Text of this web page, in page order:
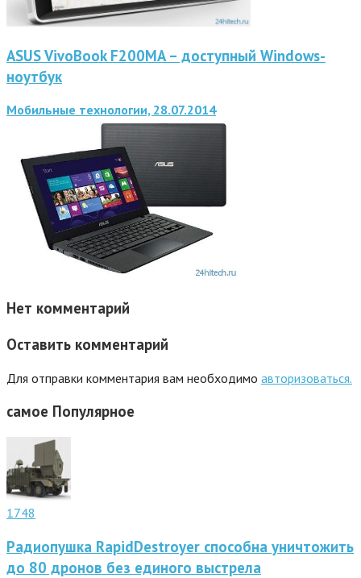
ASUS VivoBook F200MA – доступный Windows-
ноутбук
Мобильные технологии, 28.07.2014
Нет комментарий
Оставить комментарий
Для отправки комментария вам необходимо авторизоваться.
самое Популярное
1748
Радиопушка RapidDestroyer способна уничтожить
до 80 дронов без единого выстрела